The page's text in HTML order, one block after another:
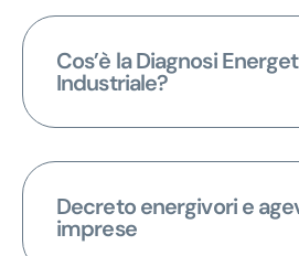
Cos’è la Diagnosi
Industriale?
Decreto energivori e
imprese